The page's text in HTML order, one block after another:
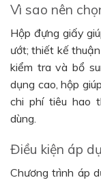
Vì sao nên
Hộp đựng giấy
ướt; thiết kế
kiểm tra và bổ
dụng cao, hộp
chi phí tiêu hao
dùng.
Điều kiện áp
Chương trình áp